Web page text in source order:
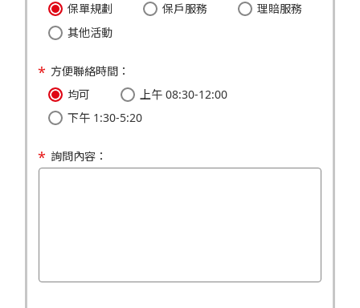
保單規劃
保戶服務
理賠服務
其他活動
方便聯絡時間：
均可
上午 08:30-12:00
下午 1:30-5:20
詢問內容：